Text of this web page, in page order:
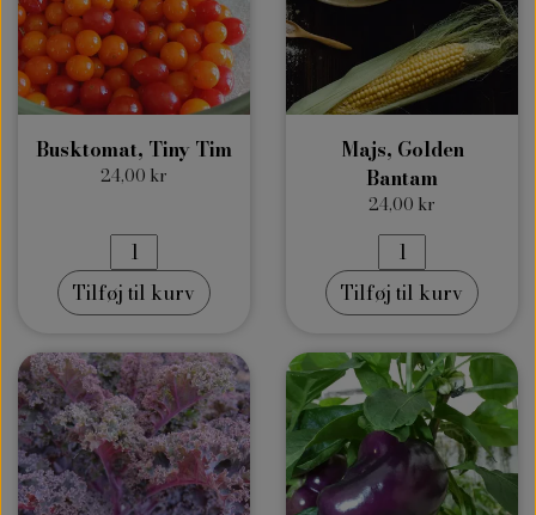
Busktomat, Tiny Tim
24,00 kr
Tilføj til kurv
Majs, Golden
Bantam
24,00 kr
Tilføj til kurv